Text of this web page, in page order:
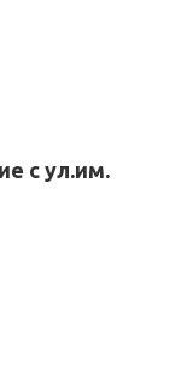
с ул.им.